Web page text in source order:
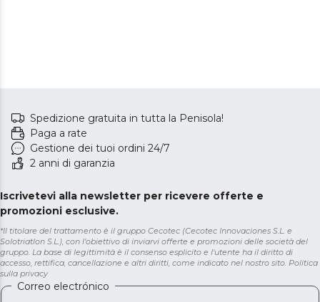
Spedizione gratuita in tutta la Penisola!
Paga a rate
Gestione dei tuoi ordini 24/7
2 anni di garanzia
Iscrivetevi alla newsletter per ricevere offerte e
promozioni esclusive.
*Il titolare del trattamento è il gruppo Cecotec (Cecotec Innovaciones S.L. e
Solotriatlon S.L.), con l'obiettivo di inviarvi offerte e promozioni delle società del
gruppo. La base di legittimità è il consenso esplicito e l'utente ha il diritto di
accesso, rettifica, cancellazione e altri diritti, come indicato nel nostro sito. Politica
sulla privacy
Correo electrónico